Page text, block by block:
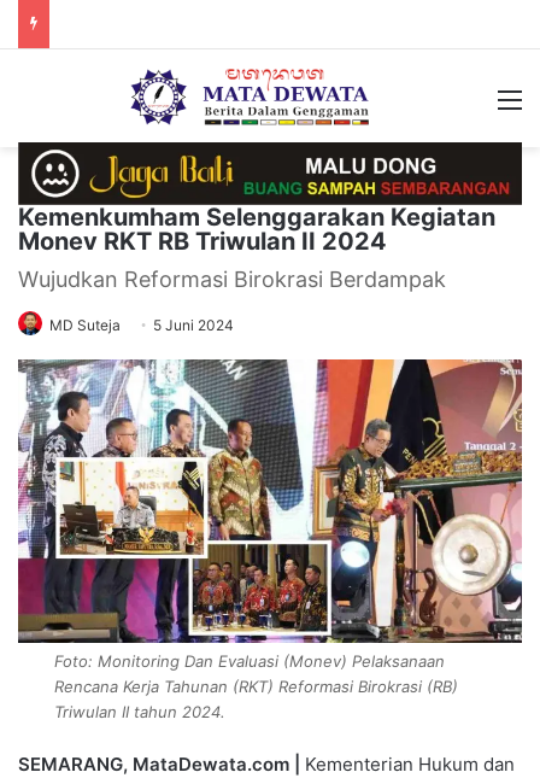
Kemenkumham Selenggarakan Kegiatan
Monev RKT RB Triwulan II 2024
Wujudkan Reformasi Birokrasi Berdampak
MD Suteja 5 Juni 2024
Foto: Monitoring Dan Evaluasi (Monev) Pelaksanaan
Rencana Kerja Tahunan (RKT) Reformasi Birokrasi (RB)
Triwulan II tahun 2024.
SEMARANG, MataDewata.com |
Kementerian Hukum dan